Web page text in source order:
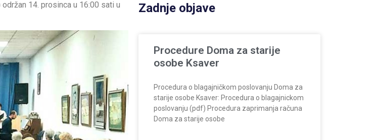
14. prosinca u 16:00 sati u
Zadnje objave
Procedure Doma za starije
osobe Ksaver
Procedura o blagajničkom poslovanju Doma za
starije osobe Ksaver: Procedura o blagajnickom
poslovanju (pdf) Procedura zaprimanja računa
Doma za starije osobe